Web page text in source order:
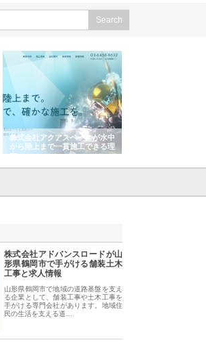
株式会社アクアスペースが水中
から陸上まで一貫施工できる理
由
株式会社アドバンスロードが山
形県鶴岡市で手がける舗装土木
工事と求人情報
山形県鶴岡市で地域の道路基盤を支え
る企業として、舗装工事や土木工事を
手がける専門会社があります。地域住
民の生活を支える道…